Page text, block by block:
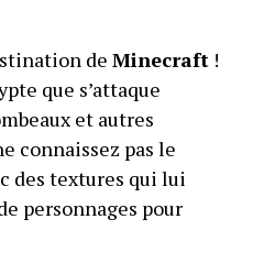
de Minecraft !
que s’attaque
et autres
connaissez pas le
des textures qui lui
personnages pour